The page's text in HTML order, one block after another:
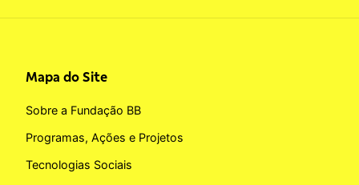
Mapa do Site
Sobre a Fundação BB
Programas, Ações e Projetos
Tecnologias Sociais